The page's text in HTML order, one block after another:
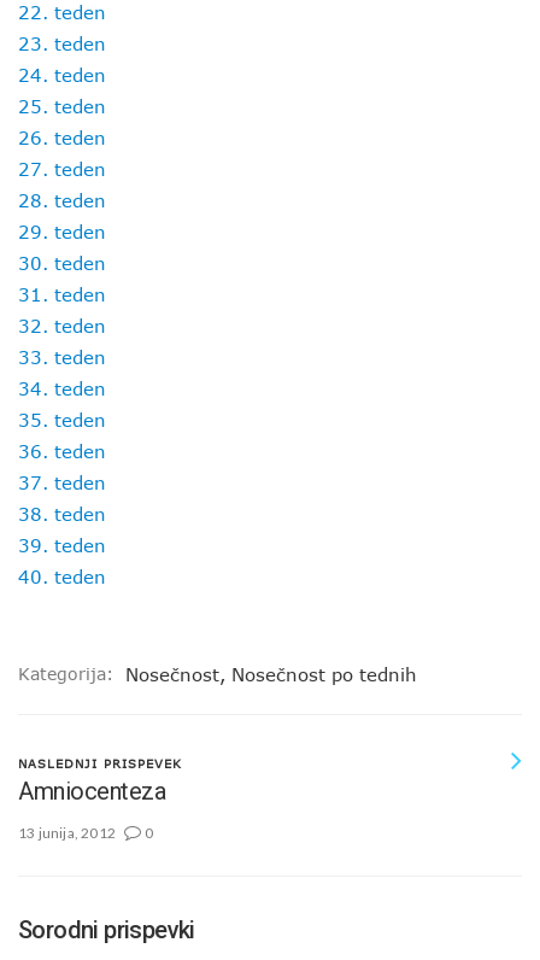
22. teden
23. teden
24. teden
25. teden
26. teden
27. teden
28. teden
29. teden
30. teden
31. teden
32. teden
33. teden
34. teden
35. teden
36. teden
37. teden
38. teden
39. teden
40. teden
Kategorija: Nosečnost, Nosečnost po tednih
NASLEDNJI PRISPEVEK
Amniocenteza
13 junija, 2012 0
Sorodni prispevki